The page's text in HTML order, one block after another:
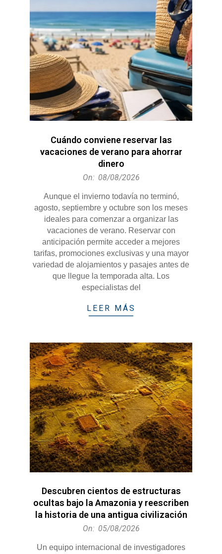
Cuándo conviene reservar las
vacaciones de verano para ahorrar
dinero
On: 08/08/2026
Aunque el invierno todavía no terminó,
agosto, septiembre y octubre son los meses
ideales para comenzar a organizar las
vacaciones de verano. Reservar con
anticipación permite acceder a mejores
tarifas, promociones exclusivas y una mayor
variedad de alojamientos y pasajes antes de
que llegue la temporada alta. Los
especialistas del
LEER MÁS
Descubren cientos de estructuras
ocultas bajo la Amazonia y reescriben
la historia de una antigua civilización
05
On: 05/08/2026
Un equipo internacional de investigadores